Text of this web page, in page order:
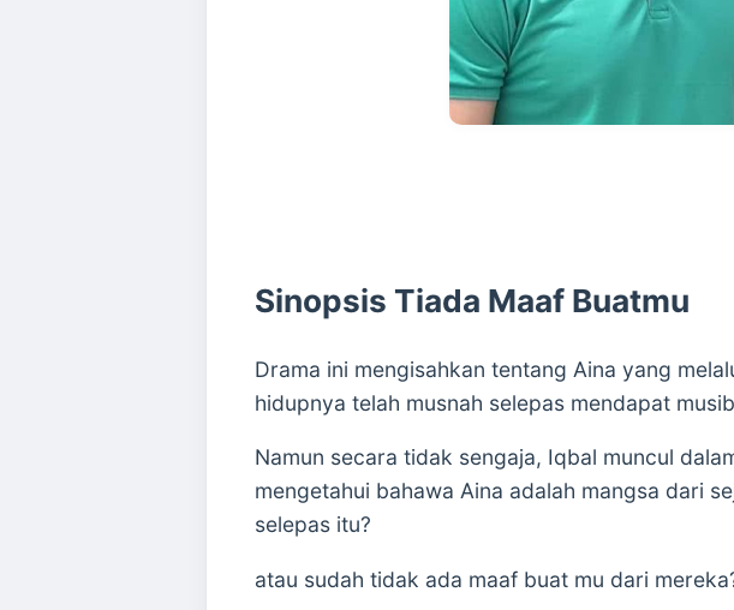
Sinopsis Tiada Maaf Buatmu
Drama ini mengisahkan tentang Aina yang
hidupnya telah musnah selepas mendapat
Namun secara tidak sengaja, Iqbal muncul
mengetahui bahawa Aina adalah mangsa dari
selepas itu?
atau sudah tidak ada maaf buat mu dari